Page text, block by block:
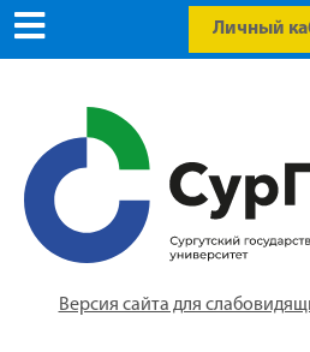
Личный
Версия сайта для